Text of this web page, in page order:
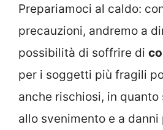
Prepariamoci al caldo:
precauzioni, andremo a
possibilità di soffrire di
per i soggetti più fragili
anche rischiosi, in quanto
allo svenimento e a